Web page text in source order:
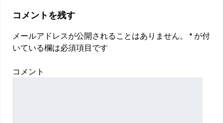
コメントを残す
メールアドレスが公開されることはありません。 * が付
いている欄は必須項目です
コメント